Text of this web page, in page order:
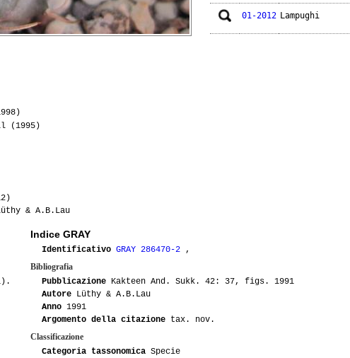
01-2012 Lampughi
(1995)
& A.B.Lau
Indice GRAY
Identificativo GRAY 286470-2 ,
Bibliografia
Pubblicazione Kakteen And. Sukk. 42: 37, figs. 1991
Autore Lüthy & A.B.Lau
Anno 1991
Argomento della citazione tax. nov.
Classificazione
Categoria tassonomica Specie